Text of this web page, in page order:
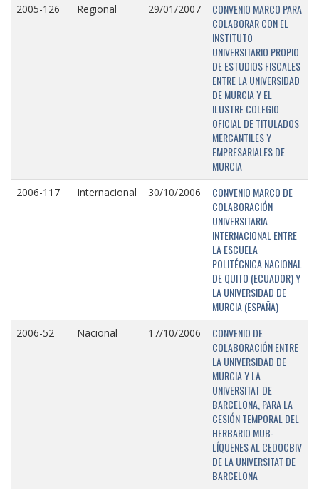
2005-126 Regional 29/01/2007
CONVENIO MARCO PARA
COLABORAR CON EL
INSTITUTO
UNIVERSITARIO PROPIO
DE ESTUDIOS FISCALES
ENTRE LA UNIVERSIDAD
DE MURCIA Y EL
ILUSTRE COLEGIO
OFICIAL DE TITULADOS
MERCANTILES Y
EMPRESARIALES DE
MURCIA
2006-117 Internacional 30/10/2006
CONVENIO MARCO DE
COLABORACIÓN
UNIVERSITARIA
INTERNACIONAL ENTRE
LA ESCUELA
POLITÉCNICA NACIONAL
DE QUITO (ECUADOR) Y
LA UNIVERSIDAD DE
MURCIA (ESPAÑA)
2006-52 Nacional 17/10/2006
CONVENIO DE
COLABORACIÓN ENTRE
LA UNIVERSIDAD DE
MURCIA Y LA
UNIVERSITAT DE
BARCELONA, PARA LA
CESIÓN TEMPORAL DEL
HERBARIO MUB-
LÍQUENES AL CEDOCBIV
DE LA UNIVERSITAT DE
BARCELONA